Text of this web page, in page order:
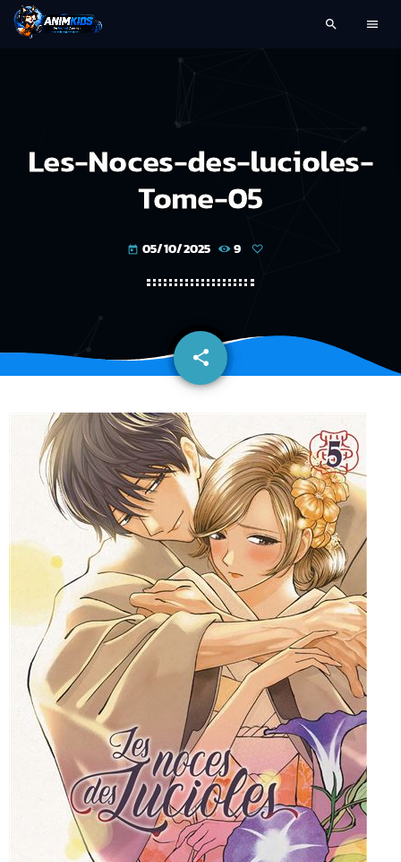
search menu
Les-Noces-des-lucioles-
Tome-05
today 05/10/2025 9
share
email